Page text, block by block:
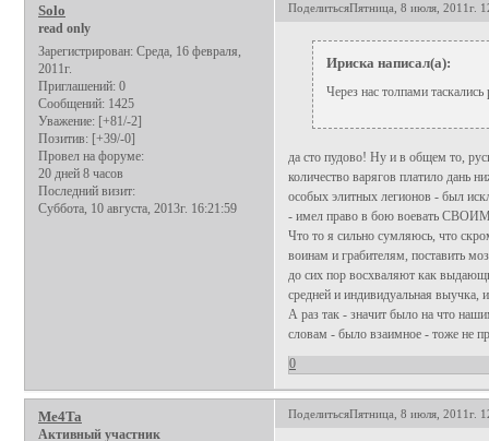
ПоделитьсяПятница, 8 июля, 2011г.
Solo
read only
Зарегистрирован: Среда, 16 февраля,
2011г.
Приглашений: 0
Сообщений: 1425
Уважение: [+81/-2]
Позитив: [+39/-0]
Провел на форуме:
20 дней 8 часов
Последний визит:
Суббота, 10 августа, 2013г. 16:21:59
Ириска написал(а):
Через нас толпами
да сто пудово! Ну и в общем то,
количество варягов платило дань
особых элитных легионов - был
- имел право в бою воевать
Что то я сильно сумляюсь, что
воинам и грабителям, поставить
до сих пор восхваляют как
средней и индивидуальная выучка,
А раз так - значит было на что
словам - было взаимное - тоже не
0
ПоделитьсяПятница, 8 июля, 2011г.
Me4Ta
Активный участник